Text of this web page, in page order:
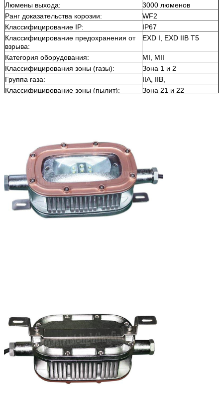
Люмены выхода:
3000 люменов
Ранг доказательства корозии:
WF2
Классифицирование IP:
IP67
Классифицирование предохранения от
взрыва:
EXD I, EXD IIB T5
Категория оборудования:
MI, MII
Классифицирования зоны (газы):
Зона 1 и 2
Группа газа:
IIA, IIB,
Классифицирование зоны (пылит):
Зона 21 и 22